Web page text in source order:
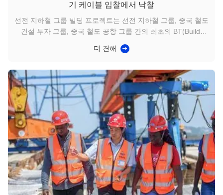
기 케이블 입찰에서 낙찰
선전 지하철 그룹 빌딩 프로젝트는 선전 지하철 그룹, 중국 철도
건설 투자 그룹, 중국 철도 공항 그룹 간의 최초의 BT(Build-
구 내에 위치하며, 선전 지하철 1, 7, 9, 11호선의 환승 허브가
급 오피스 공간, 상업 공간, 그리고 이 지역의 주요 교통 허브를
통합한 초고층 복합 건물입니다. 완공 후, 선난로 체궁먀오 지역
에서 가장 중요한 랜드마크 건물 중 하나가 될 것입니다. 선전
DJX케...
더 견해